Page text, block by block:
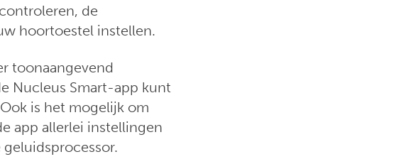
de
hoortoestel instellen.
toonaangevend
Nucleus Smart-app kunt
is het mogelijk om
app allerlei instellingen